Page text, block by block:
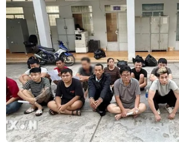
vượt Nhật Bản về kim ngạch xuất
khẩu
09/08/2026 14:15
Bão Dolphin đổ bộ Trung Quốc,
hàng trăm nghìn người phải sơ tán
09/08/2026 14:11